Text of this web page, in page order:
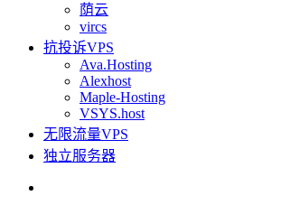
荫云
vircs
抗投诉VPS
Ava.Hosting
Alexhost
Maple-Hosting
VSYS.host
无限流量VPS
独立服务器